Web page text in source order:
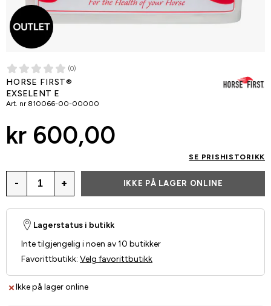
(0)
HORSE FIRST®
EXSELENT E
Art. nr 810066-00-00000
kr 600,00
SE PRISHISTORIKK
- + IKKE PÅ LAGER ONLINE
Ikke på lager online
Lagerstatus i butikk
Inte tilgjengelig i noen av 10 butikker
Favorittbutikk: Velg favorittbutikk